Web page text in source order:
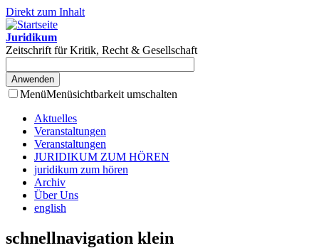
Direkt zum Inhalt
Juridikum
Zeitschrift für Kritik, Recht & Gesellschaft
MenüMenüsichtbarkeit umschalten
Aktuelles
Veranstaltungen
Veranstaltungen
JURIDIKUM ZUM HÖREN
juridikum zum hören
Archiv
Über Uns
english
schnellnavigation klein